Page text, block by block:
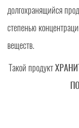
долгохранящийся
степенью
веществ.
Такой продукт